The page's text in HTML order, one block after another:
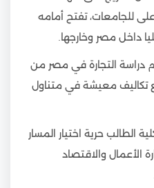
للجامعات، تفتح أمامه
داخل مصر وخارجها.
دراسة التجارة في مصر من
تكاليف معيشة في متناول
الطالب حرية اختيار المسار
الأعمال والاقتصاد